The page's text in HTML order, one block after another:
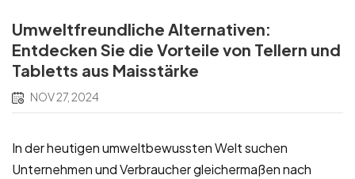
Umweltfreundliche Alternativen:
Entdecken Sie die Vorteile von Tellern und
Tabletts aus Maisstärke
NOV 27, 2024
In der heutigen umweltbewussten Welt suchen
Unternehmen und Verbraucher gleichermaßen nach